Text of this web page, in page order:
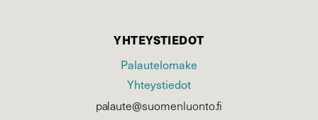
YHTEYSTIEDOT
Palautelomake
Yhteystiedot
palaute@suomenluonto.fi